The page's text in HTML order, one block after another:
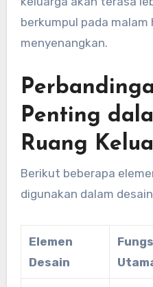
berkumpul pada malam
menyenangkan.
Penting
Ruang
Berikut beberapa
digunakan dalam
Elemen
Desain